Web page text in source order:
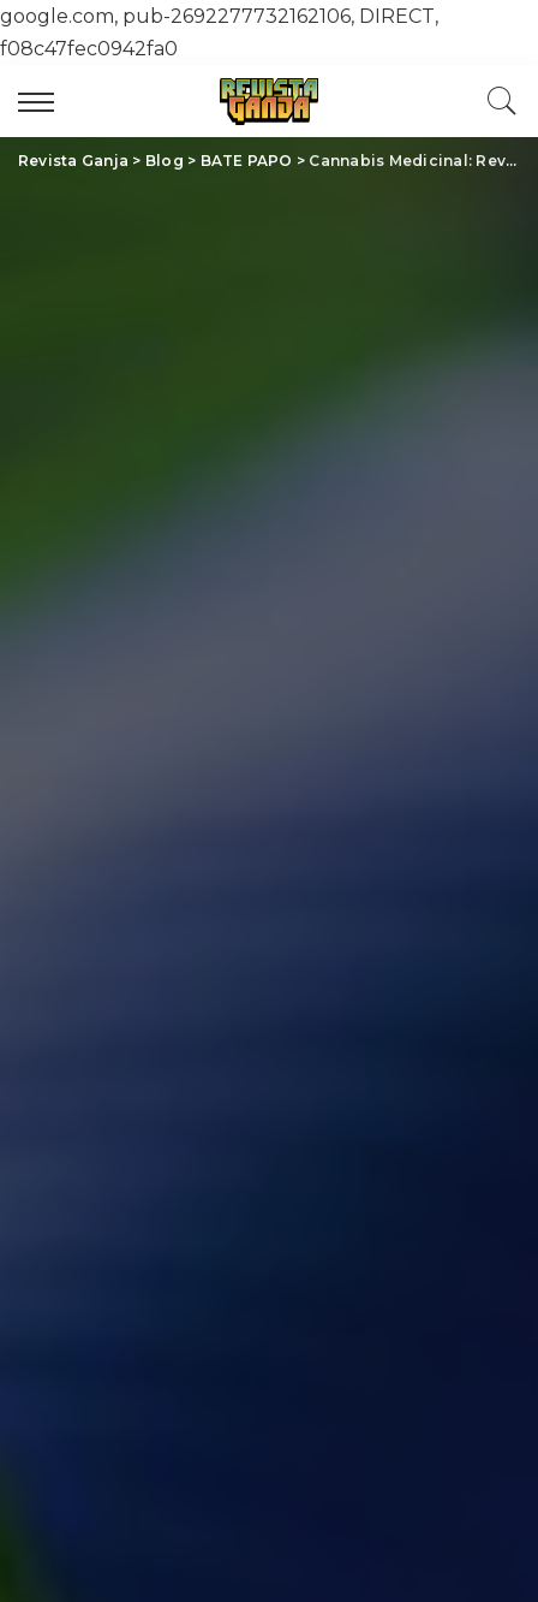
google.com, pub-2692277732162106, DIRECT,
f08c47fec0942fa0
Revista Ganja > Blog > BATE PAPO > Cannabis Medicinal: Revolucionando o Tratamento de Doenças Complexas